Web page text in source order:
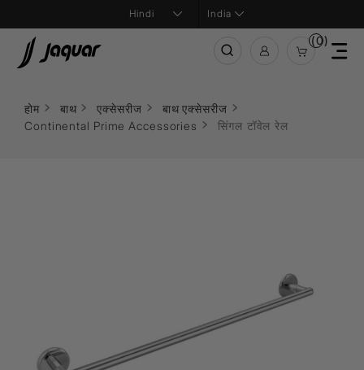
India
(0)
होम बाथ एक्सेसरीज
बाथ एक्सेसरीज
Continental Prime Accessories
सिंगल टॉवेल रेल